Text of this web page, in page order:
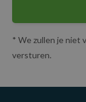
* We zullen je niet
versturen.